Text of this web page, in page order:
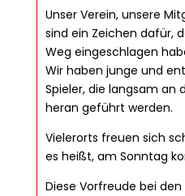
Unser Verein, unsere
sind ein Zeichen dafür,
Weg eingeschlagen
Wir haben junge und
Spieler, die langsam an
heran geführt werden.
Vielerorts freuen sich
es heißt, am Sonntag
Diese Vorfreude bei